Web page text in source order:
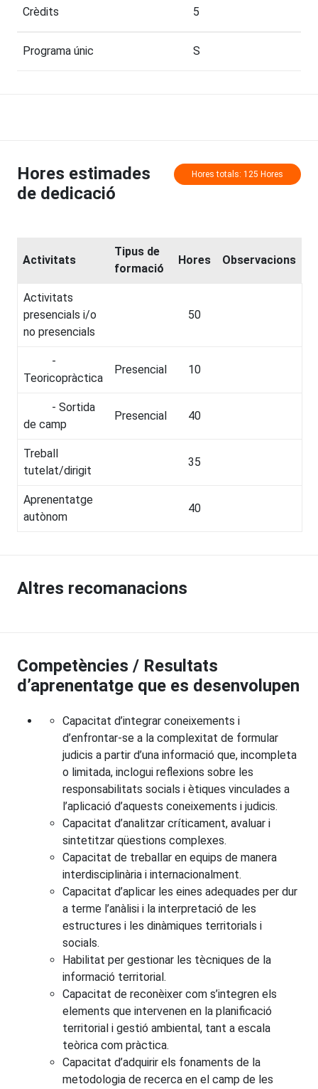
Crèdits 5
Programa únic S
Hores estimades
de dedicació
Hores totals: 125 Hores
Activitats
Tipus de
formació
Hores Observacions
Activitats
presencials i/o
no presencials
50
-
Teoricopràctica
Presencial 10
- Sortida
de camp
Presencial 40
Treball
tutelat/dirigit
35
Aprenentatge
autònom
40
Altres recomanacions
Competències / Resultats
d’aprenentatge que es desenvolupen
Capacitat d’integrar coneixements i
d’enfrontar-se a la complexitat de formular
judicis a partir d’una informació que, incompleta
o limitada, inclogui reflexions sobre les
responsabilitats socials i ètiques vinculades a
l’aplicació d’aquests coneixements i judicis.
Capacitat d’analitzar críticament, avaluar i
sintetitzar qüestions complexes.
Capacitat de treballar en equips de manera
interdisciplinària i internacionalment.
Capacitat d’aplicar les eines adequades per dur
a terme l’anàlisi i la interpretació de les
estructures i les dinàmiques territorials i
socials.
Habilitat per gestionar les tècniques de la
informació territorial.
Capacitat de reconèixer com s’integren els
elements que intervenen en la planificació
territorial i gestió ambiental, tant a escala
teòrica com pràctica.
Capacitat d’adquirir els fonaments de la
metodologia de recerca en el camp de les